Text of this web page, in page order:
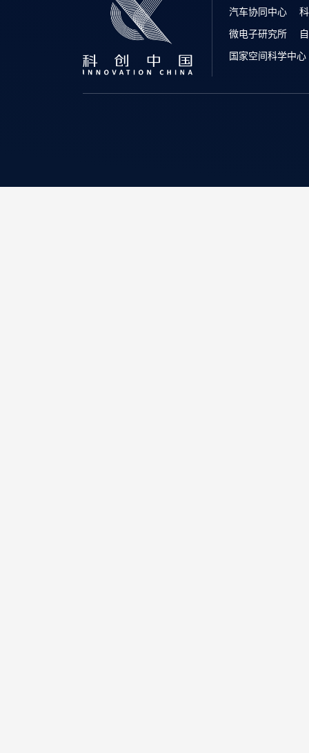
汽车协同中心
微电子研究所
国家空间科学中心